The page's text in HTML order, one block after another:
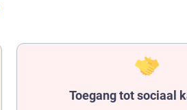
Toegang tot sociaal